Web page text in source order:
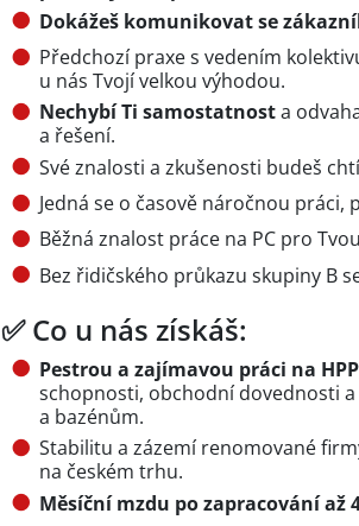
Dokážeš komunikovat se
Předchozí praxe s vedením
u nás Tvojí velkou výhodou.
Nechybí Ti samostatnosta
a řešení.
Své znalosti a zkušenosti budeš
Jedná se o časově náročnou
Běžná znalost práce na PC pro
Bez řidičského průkazu skupiny B
✅ Co u nás získáš:
Pestrou a zajímavou práci na HPP
schopnosti, obchodní dovednosti
a bazénům.
Stabilitu a zázemí renomované
na českém trhu.
Měsíční mzdu po zapracování až